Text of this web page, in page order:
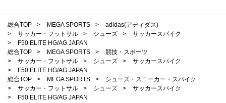
総合TOP > MEGA SPORTS >
adidas(アディダス)
>
サッカー・フットサル > シューズ >
サッカースパイク
>
F50 ELITE HG/AG JAPAN
総合TOP
> MEGA SPORTS >
競技・スポーツ
>
サッカー・フットサル > シューズ >
サッカースパイク
>
F50 ELITE HG/AG JAPAN
総合TOP
> MEGA SPORTS >
シューズ・スニーカー・スパイク
>
サッカー・フットサル > シューズ >
サッカースパイク
>
F50 ELITE HG/AG JAPAN